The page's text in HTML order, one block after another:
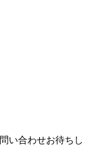
い合わせお待ちし